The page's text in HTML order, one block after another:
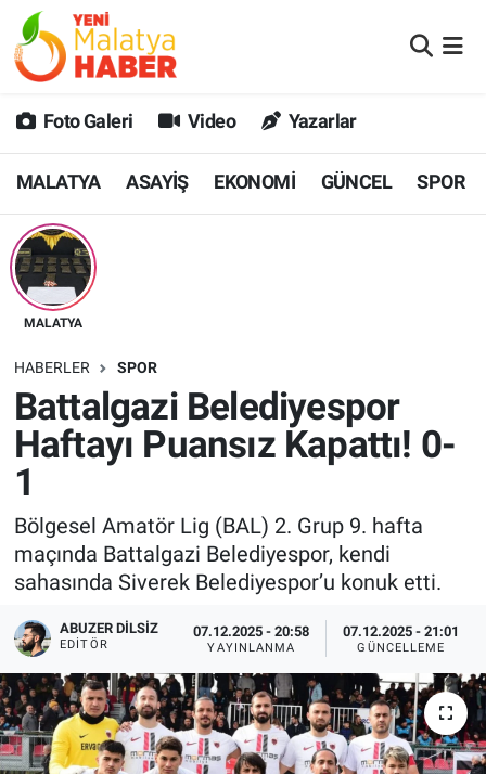
Foto Galeri Video Yazarlar
MALATYA ASAYİŞ EKONOMİ GÜNCEL SPOR
MALATYA
HABERLER SPOR
Battalgazi Belediyespor
Haftayı Puansız Kapattı! 0-
1
Bölgesel Amatör Lig (BAL) 2. Grup 9. hafta
maçında Battalgazi Belediyespor, kendi
sahasında Siverek Belediyespor’u konuk etti.
ABUZER DILSIZ
EDITÖR
07.12.2025 - 20:58
YAYINLANMA
07.12.2025 - 21:01
GÜNCELLEME
MALATYA
GÜNCEL
SPOR
SAĞLIK
DİĞER
EKONOMİ
Malatya Nöbetçi Eczaneler
MALATYA Namaz Vakitleri
Malatya Trafik Yoğunluk Haritası
Süper Lig Puan Durumu ve Fikstür
Tüm Manşetler
Son Dakika Haberleri
Haber Arşivi